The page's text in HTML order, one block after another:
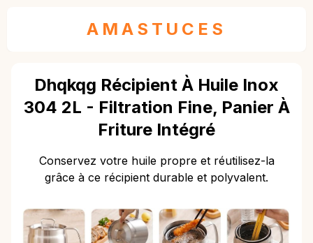
AMASTUCES
Dhqkqg Récipient À Huile Inox
304 2L - Filtration Fine, Panier À
Friture Intégré
Conservez votre huile propre et réutilisez-la
grâce à ce récipient durable et polyvalent.